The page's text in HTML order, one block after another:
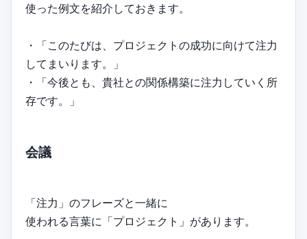
使った例文を紹介しておきます。
・「このたびは、プロジェクトの成功に向けて注力
してまいります。」
・「今後とも、貴社との関係構築に注力していく所
存です。」
会議
「注力」のフレーズと一緒に
使われる言葉に「プロジェクト」があります。